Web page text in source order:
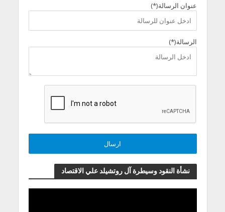
عنوان الرسالة(*)
الرسالة(*)
نشأة النقود وسيطرة آل روتشيلد علي الاقتصاد